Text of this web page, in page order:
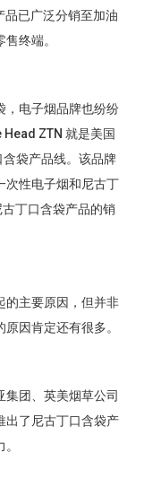
品已​​广泛分销至加油
终端。
，电子烟品牌也纷纷
ZTN 就是美国
袋产品线。该品牌
次性电子烟和尼古丁
丁口含袋产品的销
的主要原因，但并非
因肯定还有很多。
集团、英美烟草公司
出了尼古丁口含袋产